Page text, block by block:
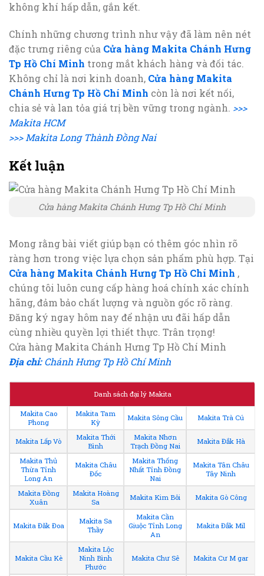
không khí hấp dẫn, gắn kết.
Chính những chương trình như vậy đã làm nên nét
đặc trưng riêng của Cửa hàng Makita Chánh Hưng
Tp Hồ Chí Minh trong mắt khách hàng và đối tác.
Không chỉ là nơi kinh doanh, Cửa hàng Makita
Chánh Hưng Tp Hồ Chí Minh còn là nơi kết nối,
chia sẻ và lan tỏa giá trị bền vững trong ngành. >>>
Makita HCM
>>> Makita Long Thành Đồng Nai
Kết luận
Cửa hàng Makita Chánh Hưng Tp Hồ Chí Minh
Mong rằng bài viết giúp bạn có thêm góc nhìn rõ
ràng hơn trong việc lựa chọn sản phẩm phù hợp. Tại
Cửa hàng Makita Chánh Hưng Tp Hồ Chí Minh ,
chúng tôi luôn cung cấp hàng hoá chính xác chính
hãng, đảm bảo chất lượng và nguồn gốc rõ ràng.
Đăng ký ngay hôm nay để nhận ưu đãi hấp dẫn
cùng nhiều quyền lợi thiết thực. Trân trọng!
Cửa hàng Makita Chánh Hưng Tp Hồ Chí Minh
Địa chỉ:Chánh Hưng Tp Hồ Chí Minh
Danh sách đại lý Makita
Makita Cao
Phong
Makita Tam
Kỳ
Makita Sông Cầu Makita Trà Cú
Makita Lấp Vò
Makita Thới
Bình
Makita Nhơn
Trạch Đồng Nai
Makita Đắk Hà
Makita Thủ
Thừa Tỉnh
Long An
Makita Châu
Đốc
Makita Thống
Nhất Tỉnh Đồng
Nai
Makita Tân Châu
Tây Ninh
Makita Đồng
Xuân
Makita Hoàng
Sa
Makita Kim Bôi Makita Gò Công
Makita Đăk Đoa
Makita Sa
Thầy
Makita Cần
Giuộc Tỉnh Long
An
Makita Đắk Mil
Makita Cầu Kè
Makita Lộc
Ninh Bình
Phước
Makita Chư Sê Makita Cư M gar